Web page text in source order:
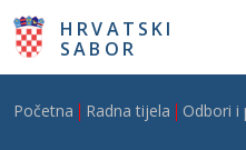
Skoči na glavni sadržaj
HRVATSKI
SABOR
Breadcrumb
Početna Radna tijela Odbori i